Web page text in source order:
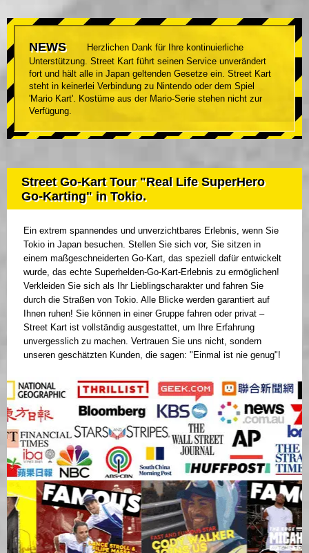
NEWS
Herzlichen Dank für Ihre kontinuierliche
Unterstützung. Street Kart führt seinen Service unverändert
fort und hält alle in Japan geltenden Gesetze ein. Street Kart
steht in keinerlei Verbindung zu Nintendo oder dem Spiel
'Mario Kart'. Kostüme aus der Mario-Serie stehen nicht zur
Verfügung.
Street Go-Kart Tour "Real Life SuperHero
Go-Karting" in Tokio.
Ein extrem spannendes und unverzichtbares Erlebnis, wenn Sie
Tokio in Japan besuchen. Stellen Sie sich vor, Sie sitzen in
einem maßgeschneiderten Go-Kart, das speziell dafür entwickelt
wurde, das echte Superhelden-Go-Kart-Erlebnis zu ermöglichen!
Verkleiden Sie sich als Ihr Lieblingscharakter und fahren Sie
durch die Straßen von Tokio. Alle Blicke werden garantiert auf
Ihnen ruhen! Sie können in einer Gruppe fahren oder privat –
Street Kart ist vollständig ausgestattet, um Ihre Erfahrung
unvergesslich zu machen. Vertrauen Sie uns nicht, sondern
unseren geschätzten Kunden, die sagen: "Einmal ist nie genug"!